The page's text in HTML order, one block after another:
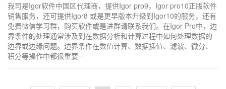
我司是Igor软件中国区代理商，提供Igor pro9，Igor pro10正版软件
销售服务，还可提供Igor8 或是更早版本升级到Igor10的服务，还有
免费微信学习群，购买软件或是进群请联系我们。在Igor Pro中，边
界条件的处理通常涉及到在数据分析和计算过程中如何处理数据的
边界或边缘问题。边界条件在数值计算、数据插值、滤波、微分、
积分等操作中都很重要···